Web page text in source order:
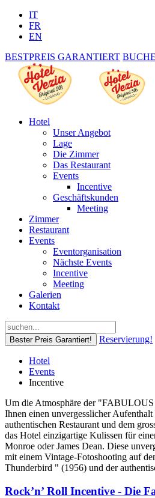
IT
FR
EN
BESTPREIS GARANTIERT
Hotel
Unser Angebot
Lage
Die Zimmer
Das Restaurant
Events
Incentive
Geschäftskunden
Meeting
Zimmer
Restaurant
Events
Eventorganisation
Nächste Events
Incentive
Meeting
Galerien
Kontakt
Bester Preis Garantiert! Reservierung!
Hotel
Events
Incentive
Um die Atmosphäre der
Ihnen einen unvergesslicher
authentischen Restaurant und dem
das Hotel einzigartige Kulissen für
Monroe oder James Dean. Diese
mit einem Vintage-Fotoshooting auf
Thunderbird " (1956) und der
Rock’n’ Roll Incentive - Die